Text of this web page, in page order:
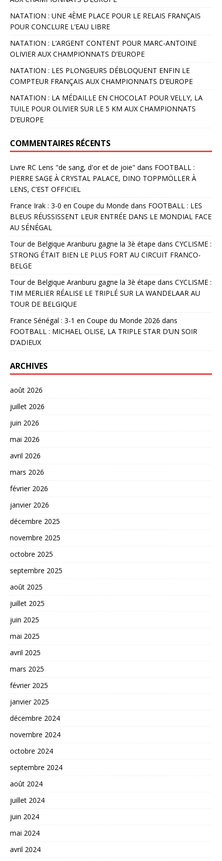
NATATION : UNE 4ÈME PLACE POUR LE RELAIS FRANÇAIS
POUR CONCLURE L’EAU LIBRE
NATATION : L’ARGENT CONTENT POUR MARC-ANTOINE
OLIVIER AUX CHAMPIONNATS D’EUROPE
NATATION : LES PLONGEURS DÉBLOQUENT ENFIN LE
COMPTEUR FRANÇAIS AUX CHAMPIONNATS D’EUROPE
NATATION : LA MÉDAILLE EN CHOCOLAT POUR VELLY, LA
TUILE POUR OLIVIER SUR LE 5 KM AUX CHAMPIONNATS
D’EUROPE
COMMENTAIRES RÉCENTS
Livre RC Lens "de sang, d'or et de joie" dans FOOTBALL :
PIERRE SAGE À CRYSTAL PALACE, DINO TOPPMÖLLER À
LENS, C’EST OFFICIEL
France Irak : 3-0 en Coupe du Monde dans FOOTBALL : LES
BLEUS RÉUSSISSENT LEUR ENTRÉE DANS LE MONDIAL FACE
AU SÉNÉGAL
Tour de Belgique Aranburu gagne la 3è étape dans CYCLISME :
STRONG ÉTAIT BIEN LE PLUS FORT AU CIRCUIT FRANCO-
BELGE
Tour de Belgique Aranburu gagne la 3è étape dans CYCLISME :
TIM MERLIER RÉALISE LE TRIPLÉ SUR LA WANDELAAR AU
TOUR DE BELGIQUE
France Sénégal : 3-1 en Coupe du Monde 2026 dans
FOOTBALL : MICHAEL OLISE, LA TRIPLE STAR D’UN SOIR
D’ADIEUX
ARCHIVES
août 2026
juillet 2026
juin 2026
mai 2026
avril 2026
mars 2026
février 2026
janvier 2026
décembre 2025
novembre 2025
octobre 2025
septembre 2025
août 2025
juillet 2025
juin 2025
mai 2025
avril 2025
mars 2025
février 2025
janvier 2025
décembre 2024
novembre 2024
octobre 2024
septembre 2024
août 2024
juillet 2024
juin 2024
mai 2024
avril 2024